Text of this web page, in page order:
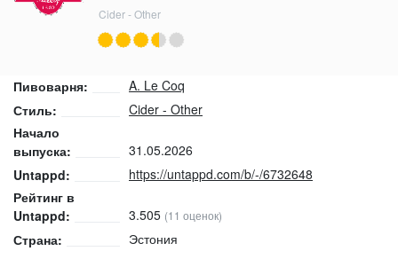
Cider - Other
Пивоварня:
A. Le Coq
Стиль:
Cider - Other
Начало
выпуска:
31.05.2026
Untappd:
https://untappd.com/b/-/6732648
Рейтинг в
Untappd:
3.505 (11 оценок)
Страна: Эстония